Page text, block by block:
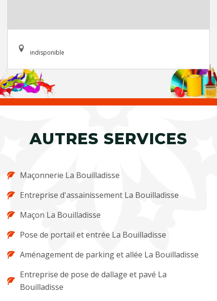
indisponible
AUTRES SERVICES
Maçonnerie La Bouilladisse
Entreprise d'assainissement La Bouilladisse
Maçon La Bouilladisse
Pose de portail et entrée La Bouilladisse
Aménagement de parking et allée La Bouilladisse
Entreprise de pose de dallage et pavé La
Bouilladisse